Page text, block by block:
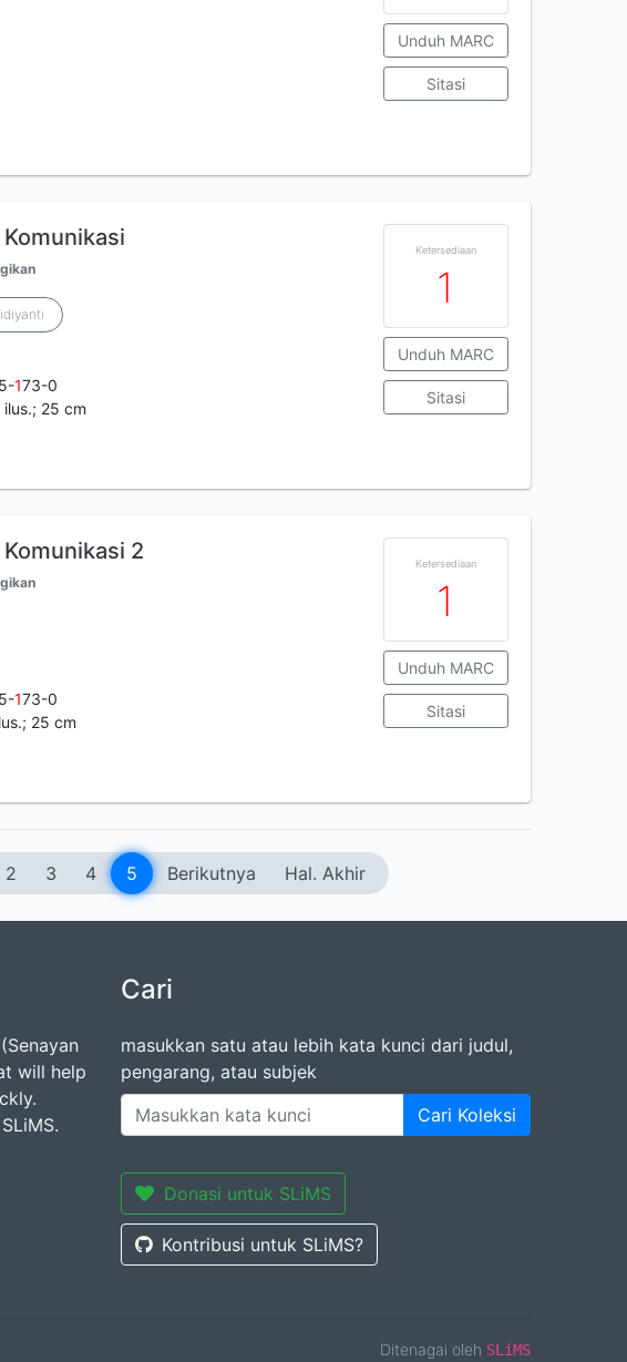
Unduh MARC
Sitasi
173-0
ilus.; 25 cm
Ketersediaan
1
Unduh MARC
Sitasi
2
173-0
25 cm
Ketersediaan
1
Unduh MARC
Sitasi
2 3 4 5 Berikutnya Hal. Akhir
will help
Cari
masukkan satu atau lebih kata kunci dari judul,
pengarang, atau subjek
Cari Koleksi
Donasi untuk SLiMS
Kontribusi untuk SLiMS?
Ditenagai oleh SLiMS